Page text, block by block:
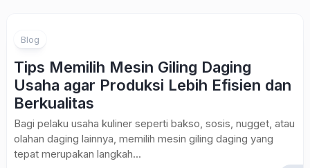
Blog
Tips Memilih Mesin Giling Daging
Usaha agar Produksi Lebih Efisien dan
Berkualitas
Bagi pelaku usaha kuliner seperti bakso, sosis, nugget, atau
olahan daging lainnya, memilih mesin giling daging yang
tepat merupakan langkah...